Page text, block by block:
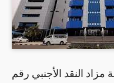
النقد الأجنبي رقم